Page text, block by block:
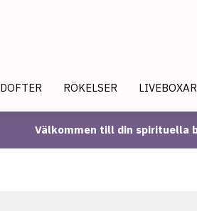
DOFTER RÖKELSER LIVEBOXAR
Välkommen till din spirituella